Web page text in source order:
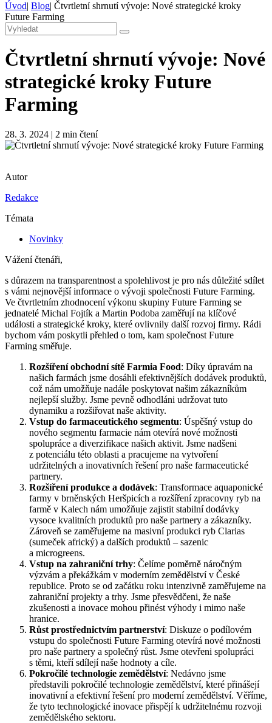
Úvod| Blog| Čtvrtletní shrnutí vývoje: Nové strategické kroky
Future Farming
Čtvrtletní shrnutí vývoje: Nové
strategické kroky Future
Farming
28. 3. 2024 | 2 min čtení
Autor
Redakce
Témata
Novinky
Vážení čtenáři,
s důrazem na transparentnost a spolehlivost je pro nás důležité sdílet
s vámi nejnovější informace o vývoji společnosti Future Farming.
Ve čtvrtletním zhodnocení výkonu skupiny Future Farming se
jednatelé Michal Fojtík a Martin Podoba zaměřují na klíčové
události a strategické kroky, které ovlivnily další rozvoj firmy. Rádi
bychom vám poskytli přehled o tom, kam společnost Future
Farming směřuje.
Rozšíření obchodní sítě Farmia Food: Díky úpravám na
našich farmách jsme dosáhli efektivnějších dodávek produktů,
což nám umožňuje nadále poskytovat našim zákazníkům
nejlepší služby. Jsme pevně odhodláni udržovat tuto
dynamiku a rozšiřovat naše aktivity.
Vstup do farmaceutického segmentu: Úspěšný vstup do
nového segmentu farmacie nám otevírá nové možnosti
spolupráce a diverzifikace našich aktivit. Jsme nadšeni
z potenciálu této oblasti a pracujeme na vytvoření
udržitelných a inovativních řešení pro naše farmaceutické
partnery.
Rozšíření produkce a dodávek: Transformace aquaponické
farmy v brněnských Heršpicích a rozšíření zpracovny ryb na
farmě v Kalech nám umožňuje zajistit stabilní dodávky
vysoce kvalitních produktů pro naše partnery a zákazníky.
Zároveň se zaměřujeme na masivní produkci ryb Clarias
(sumeček africký) a dalších produktů – sazenic
a microgreens.
Vstup na zahraniční trhy: Čelíme poměrně náročným
výzvám a překážkám v moderním zemědělství v České
republice. Proto se od začátku roku intenzivně zaměřujeme na
zahraniční projekty a trhy. Jsme přesvědčeni, že naše
zkušenosti a inovace mohou přinést výhody i mimo naše
hranice.
Růst prostřednictvím partnerství: Diskuze o podílovém
vstupu do společnosti Future Farming otevírá nové možnosti
pro naše partnery a společný růst. Jsme otevřeni spolupráci
s těmi, kteří sdílejí naše hodnoty a cíle.
Pokročilé technologie zemědělství: Nedávno jsme
představili pokročilé technologie zemědělství, které přinášejí
inovativní a efektivní řešení pro moderní zemědělství. Věříme,
že tyto technologické inovace přispějí k udržitelnému rozvoji
zemědělského sektoru.